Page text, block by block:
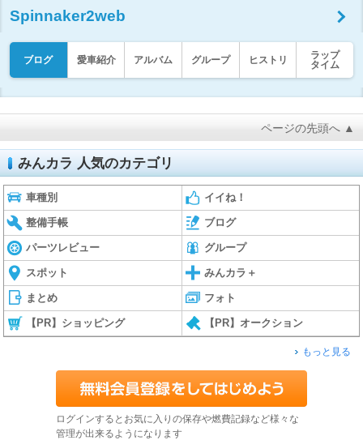
Spinnaker2web
ブログ 愛車紹介 アルバム グループ ヒストリ
ラップ
タイム
ページの先頭へ ▲
みんカラ 人気のカテゴリ
車種別 イイね！
整備手帳 ブログ
パーツレビュー グループ
スポット みんカラ＋
まとめ フォト
【PR】ショッピング 【PR】オークション
もっと見る
ログインするとお気に入りの保存や燃費記録など様々な
管理が出来るようになります